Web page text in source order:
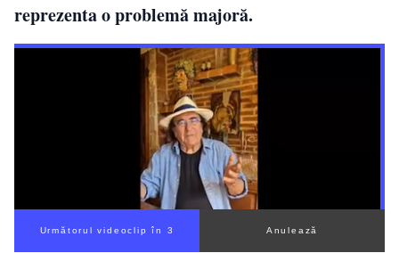
reprezenta o problemă majoră.
Următorul videoclip în 3 Anulează